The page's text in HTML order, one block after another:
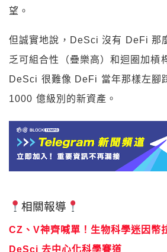
望。
但誠實地說，DeSci 沒有 DeFi 那
乏可組合性（疊樂高）和迴圈加槓
DeSci 很難像 DeFi 當年那樣左腳
1000 億級別的新資產。
相關報導
CZ、V神齊喊單！生物科學迷因幣
DeSci 去中心化科學賽道